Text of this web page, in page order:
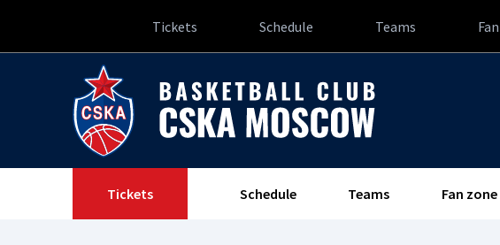
Tickets Schedule Teams
Tickets Schedule Teams Fan zone